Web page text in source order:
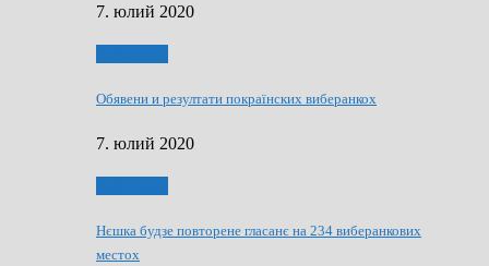
7. юлий 2020
Обявени и резултати покраїнских виберанкох
7. юлий 2020
Нєшка будзе повторене гласанє на 234 виберанкових
местох